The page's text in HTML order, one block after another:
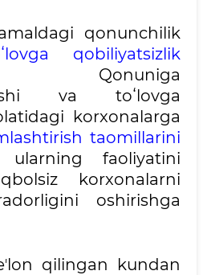
qonunchilik
qobiliyatsizlik
Qonuniga
va toʻlovga
korxonalarga
taomillarini
ularning faoliyatini
korxonalarni
oshirishga
qilingan kundan